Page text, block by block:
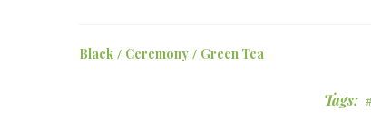
Black / Ceremony / Green Tea
Tags: